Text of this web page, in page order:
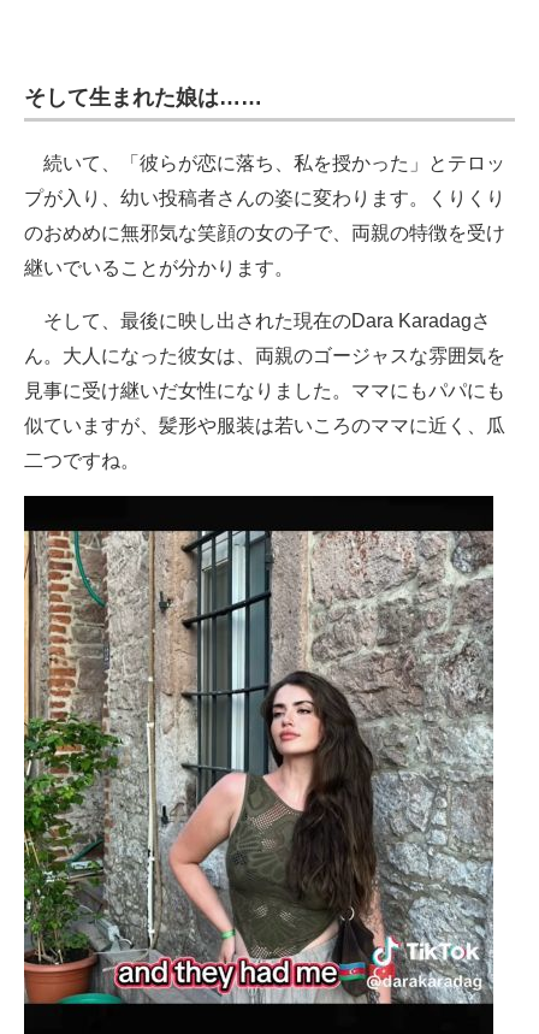
そして生まれた娘は……
続いて、「彼らが恋に落ち、私を授かった」とテロッ
プが入り、幼い投稿者さんの姿に変わります。くりくり
のおめめに無邪気な笑顔の女の子で、両親の特徴を受け
継いでいることが分かります。
そして、最後に映し出された現在のDara Karadagさ
ん。大人になった彼女は、両親のゴージャスな雰囲気を
見事に受け継いだ女性になりました。ママにもパパにも
似ていますが、髪形や服装は若いころのママに近く、瓜
二つですね。